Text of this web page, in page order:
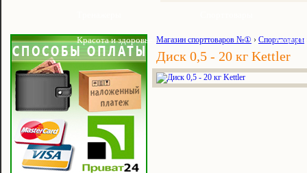
Красота и здоровье Акции и
Магазин спорттоваров №① › Спорттовары
Диск 0,5 - 20 кг Kettler